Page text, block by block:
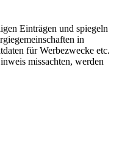
Einträgen und spiegeln
in
für Werbezwecke etc.
missachten, werden